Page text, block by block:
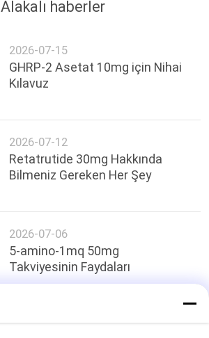
Alakalı haberler
2026-07-15
GHRP-2 Asetat 10mg için Nihai
Kılavuz
2026-07-12
Retatrutide 30mg Hakkında
Bilmeniz Gereken Her Şey
2026-07-06
5-amino-1mq 50mg
Takviyesinin Faydaları